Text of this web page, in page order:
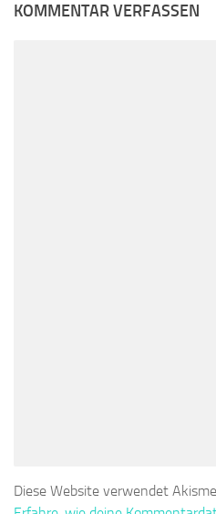
KOMMENTAR VERFASSEN
Diese Website verwendet